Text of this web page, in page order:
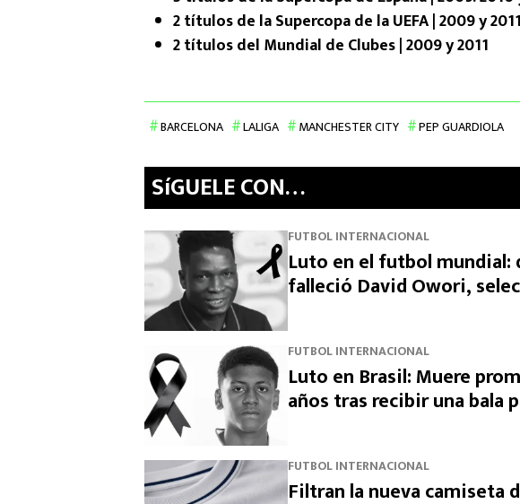
2 títulos de la Supercopa de la UEFA | 2009 y 2011
2 títulos del Mundial de Clubes | 2009 y 2011
BARCELONA LALIGA MANCHESTER CITY PEP GUARDIOLA
SíGUELE CON…
FUTBOL INTERNACIONAL
Luto en el futbol mundial:
falleció David Owori,
FUTBOL INTERNACIONAL
Luto en Brasil: Muere
años tras recibir una bala
FUTBOL INTERNACIONAL
Filtran la nueva camiseta